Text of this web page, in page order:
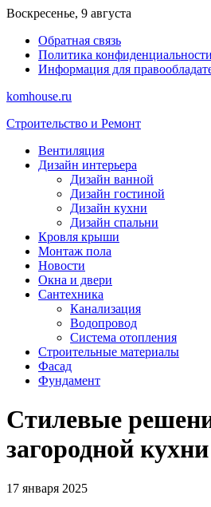
Перейти
содержимому
Воскресенье, 9 августа
Обратная связь
Политика конфиденциальности
Информация для
komhouse.ru
Строительство и Ремонт
Вентиляция
Дизайн интерьера
Дизайн ванной
Дизайн гостиной
Дизайн кухни
Дизайн спальни
Кровля крыши
Монтаж пола
Новости
Окна и двери
Сантехника
Канализация
Водопровод
Система отопления
Строительные материалы
Фасад
Фундамент
Стилевые
загородной кухни
17 января 2025